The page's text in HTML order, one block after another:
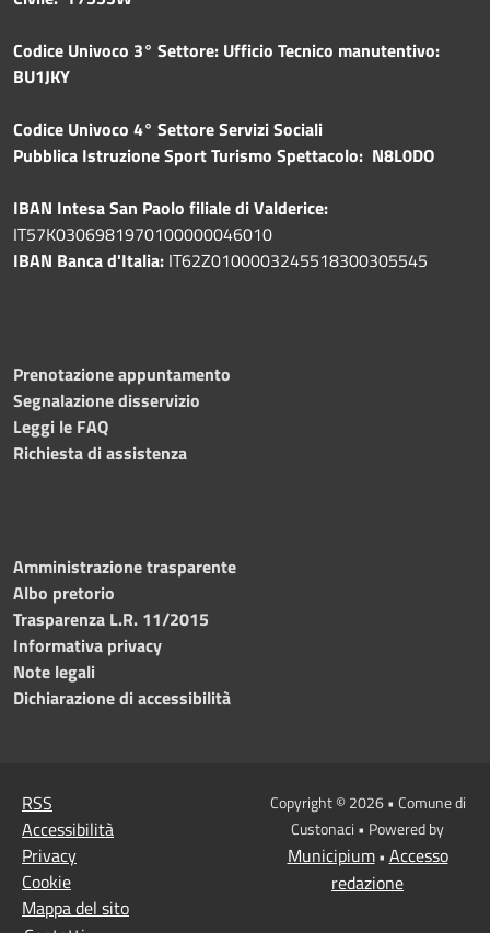
Codice Univoco 3° Settore: Ufficio Tecnico manutentivo:
BU1JKY
Codice Univoco 4° Settore Servizi Sociali
Pubblica Istruzione Sport Turismo Spettacolo: N8L0DO
IBAN Intesa San Paolo filiale di Valderice:
IT57K0306981970100000046010
IBAN Banca d'Italia: IT62Z0100003245518300305545
Prenotazione appuntamento
Segnalazione disservizio
Leggi le FAQ
Richiesta di assistenza
Amministrazione trasparente
Albo pretorio
Trasparenza L.R. 11/2015
Informativa privacy
Note legali
Dichiarazione di accessibilità
RSS
Accessibilità
Privacy
Cookie
Mappa del sito
Copyright © 2026 • Comune di
Custonaci • Powered by
Municipium• Accesso
redazione